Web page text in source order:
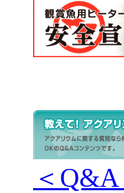
＜